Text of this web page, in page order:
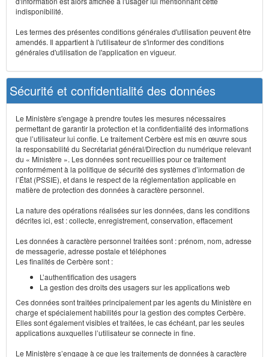
indisponibilité.
Les termes des présentes conditions générales d'utilisation peuvent être
amendés. Il appartient à l'utilisateur de s'informer des conditions
générales d'utilisation de l'application en vigueur.
Sécurité et confidentialité des données
Le Ministère s'engage à prendre toutes les mesures nécessaires
permettant de garantir la protection et la confidentialité des informations
que l’utilisateur lui confie. Le traitement Cerbère est mis en œuvre sous
la responsabilité du Secrétariat général/Direction du numérique relevant
du « Ministère ». Les données sont recueillies pour ce traitement
conformément à la politique de sécurité des systèmes d’information de
l’État (PSSIE), et dans le respect de la réglementation applicable en
matière de protection des données à caractère personnel.
La nature des opérations réalisées sur les données, dans les conditions
décrites ici, est : collecte, enregistrement, conservation, effacement
Les données à caractère personnel traitées sont : prénom, nom, adresse
de messagerie, adresse postale et téléphones
Les finalités de Cerbère sont :
L’authentification des usagers
La gestion des droits des usagers sur les applications web
Ces données sont traitées principalement par les agents du Ministère en
charge et spécialement habilités pour la gestion des comptes Cerbère.
Elles sont également visibles et traitées, le cas échéant, par les seules
applications auxquelles l’utilisateur se connecte in fine.
Le Ministère s’engage à ce que les traitements de données à caractère